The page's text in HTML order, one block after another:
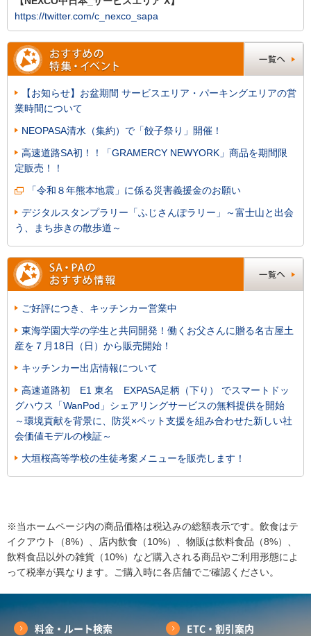
https://twitter.com/c_nexco_sapa
【お知らせ】お盆期間 サービスエリア・パーキングエリアの営
業時間について
NEOPASA清水（集約）で「餃子祭り」開催！
高速道路SA初！！「GRAMERCY NEWYORK」商品を期間限
定販売！！
「令和８年熊本地震」に係る災害義援金のお願い
デジタルスタンプラリー「ふじさんぽラリー」～富士山と出会
う、まち歩きの散歩道～
ご好評につき、キッチンカー営業中
東海学園大学の学生と共同開発！働くお父さんに贈る名古屋土
産を７月18日（日）から販売開始！
キッチンカー出店情報について
高速道路初 E1 東名 EXPASA足柄（下り） でスマートドッ
グハウス「WanPod」シェアリングサービスの無料提供を開始
～環境貢献を背景に、防災×ペット支援を組み合わせた新しい社
会価値モデルの検証～
大垣桜高等学校の生徒考案メニューを販売します！
※当ホームページ内の商品価格は税込みの総額表示です。飲食はテ
イクアウト（8%）、店内飲食（10%）、物販は飲料食品（8%）、
飲料食品以外の雑貨（10%）など購入される商品やご利用形態によ
って税率が異なります。ご購入時に各店舗でご確認ください。
料金・ルート検索 ETC・割引案内